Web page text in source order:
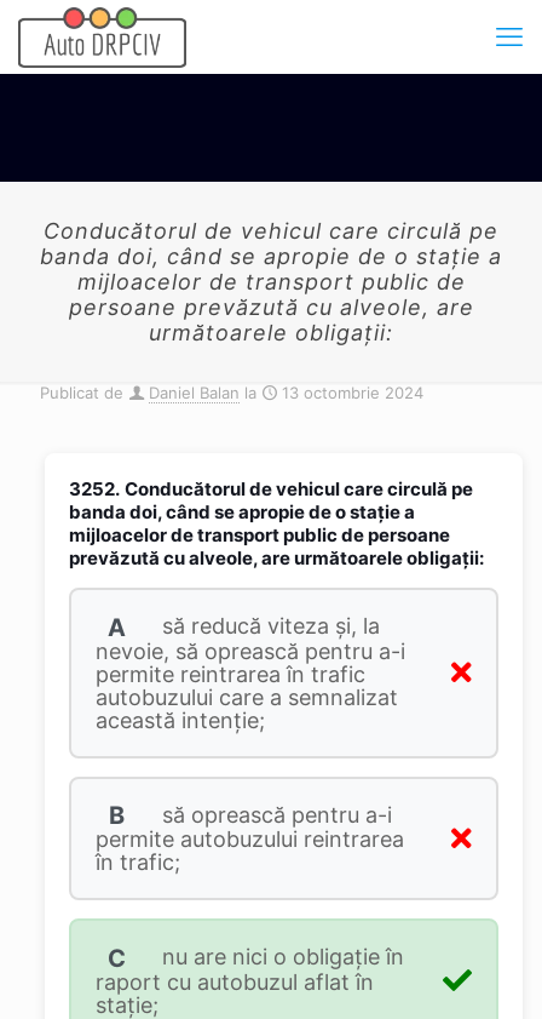
Conducătorul de vehicul care circulă pe
banda doi, când se apropie de o stație a
mijloacelor de transport public de
persoane prevăzută cu alveole, are
următoarele obligații:
Publicat de Daniel Balan la 13 octombrie 2024
3252. Conducătorul de vehicul care circulă pe
banda doi, când se apropie de o stație a
mijloacelor de transport public de persoane
prevăzută cu alveole, are următoarele obligații:
A
să reducă viteza și, la
nevoie, să oprească pentru a-i
permite reintrarea în trafic
autobuzului care a semnalizat
această intenție;
B
să oprească pentru a-i
permite autobuzului reintrarea
în trafic;
C
nu are nici o obligație în
raport cu autobuzul aflat în
stație;